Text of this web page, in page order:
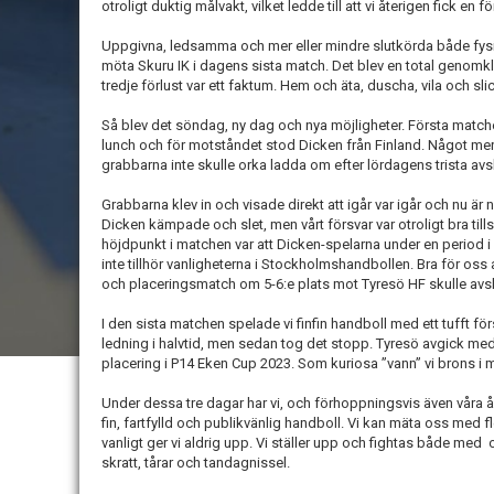
otroligt duktig målvakt, vilket ledde till att vi återigen fick en
Uppgivna, ledsamma och mer eller mindre slutkörda både
möta Skuru IK i dagens sista match. Det blev en total
tredje förlust var ett faktum. Hem och äta, duscha, vila och
Så blev det söndag, ny dag och nya möjligheter. Första
lunch och för motståndet stod Dicken från Finland. Något
grabbarna inte skulle orka ladda om efter lördagens trista
Grabbarna klev in och visade direkt att igår var igår och nu
Dicken kämpade och slet, men vårt försvar var otroligt bra
höjdpunkt i matchen var att Dicken-spelarna under en period
inte tillhör vanligheterna i Stockholmshandbollen. Bra för
och placeringsmatch om 5-6:e plats mot Tyresö HF skulle
I den sista matchen spelade vi finfin handboll med ett tufft
ledning i halvtid, men sedan tog det stopp. Tyresö avgick
placering i P14 Eken Cup 2023. Som kuriosa ”vann” vi brons i
Under dessa tre dagar har vi, och förhoppningsvis även våra
fin, fartfylld och publikvänlig handboll. Vi kan mäta oss med
vanligt ger vi aldrig upp. Vi ställer upp och fightas både med
skratt, tårar och tandagnissel.